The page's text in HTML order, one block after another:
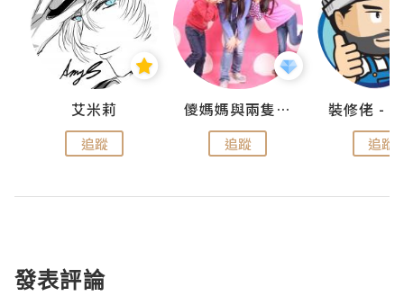
艾米莉
追蹤
儍媽媽與兩隻小魔怪之家
追蹤 追蹤
發表評論